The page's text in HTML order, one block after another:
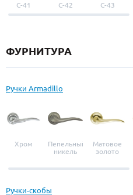
С-41 С-42 С-43
ФУРНИТУРА
Ручки Armadillo
Хром
Пепельный
никель
Матовое
золото
Ручки-скобы